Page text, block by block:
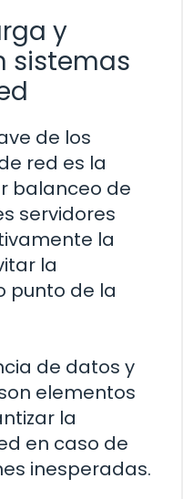
y
sistemas
de los
red es la
balanceo de
servidores
la
la
punto de la
de datos y
elementos
la
en caso de
inesperadas.